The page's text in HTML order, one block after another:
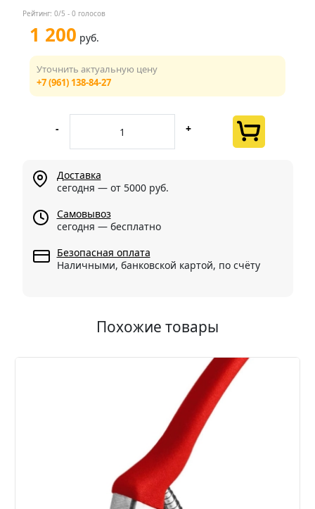
Рейтинг: 0/5 - 0 голосов
1 200 руб.
Уточнить актуальную цену
+7 (961) 138-84-27
- +
Доставка
сегодня — от 5000 руб.
Самовывоз
сегодня — бесплатно
Безопасная оплата
Наличными, банковской картой, по счёту
Похожие товары